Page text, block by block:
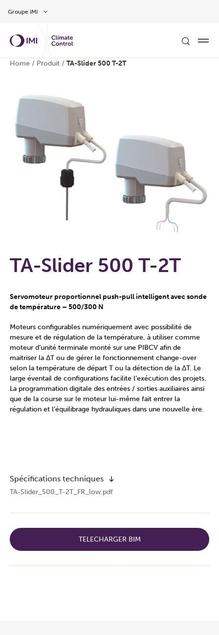
Groupe IMI
Home / Produit / TA-Slider 500 T-2T
TA-Slider 500 T-2T
Servomoteur proportionnel push-pull intelligent avec sonde
de température – 500/300 N
Moteurs configurables numériquement avec possibilité de
mesure et de régulation de la température, à utiliser comme
moteur d’unité terminale monté sur une PIBCV afin de
maitriser la ΔT ou de gérer le fonctionnement change-over
selon la température de départ T ou la détection de la ΔT. Le
large éventail de configurations facilite l’exécution des projets.
La programmation digitale des entrées / sorties auxiliaires ainsi
que de la course sur le moteur lui-même fait entrer la
régulation et l’équilibrage hydrauliques dans une nouvelle ère.
Spécifications techniques
TA-Slider_500_T-2T_FR_low.pdf
TELECHARGER BIM